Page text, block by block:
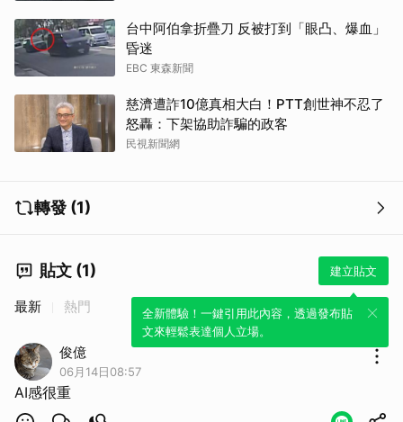
台中阿伯拿折疊刀 反被打到「眼凸、爆血」
昏迷
EBC 東森新聞
慈濟遭詐10億真相大白！PTT創世神不忍了
怒轟：下架協助詐騙的政客
民視新聞網
轉發 (1)
貼文 (1) 建立貼文
全新體驗！一鍵引用此內容，透過發布貼
文來輕鬆表達個人立場。
最新 熱門
俊億
06月14日08:57
AI感很重
取消